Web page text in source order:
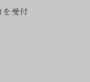
受付